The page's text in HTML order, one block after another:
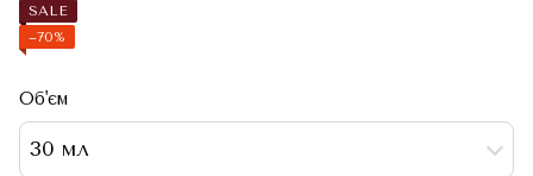
SALE
−70%
Об'єм
30 мл